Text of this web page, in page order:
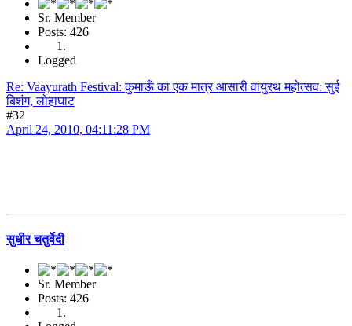
Sr. Member
Posts: 426
Logged
Re: Vaayurath Festival: कुमाऊँ का एक मात्र आसारी वायुरथ महोत्सव: सुई
बिशंग, लोहाघाट
#32
April 24, 2010, 04:11:28 PM
सुधीर चतुर्वेदी
Sr. Member
Posts: 426